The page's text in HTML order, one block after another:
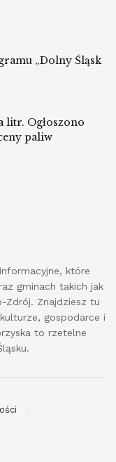
„Dolny Śląsk
litr. Ogłoszono
paliw
które
gminach takich jak
Zdrój. Znajdziesz tu
gospodarce i
to rzetelne